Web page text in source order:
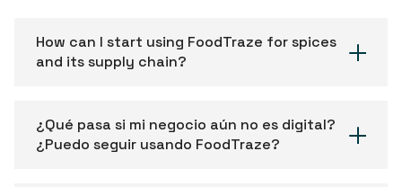
How can I start using FoodTraze for spices
and its supply chain?
¿Qué pasa si mi negocio aún no es digital?
¿Puedo seguir usando FoodTraze?